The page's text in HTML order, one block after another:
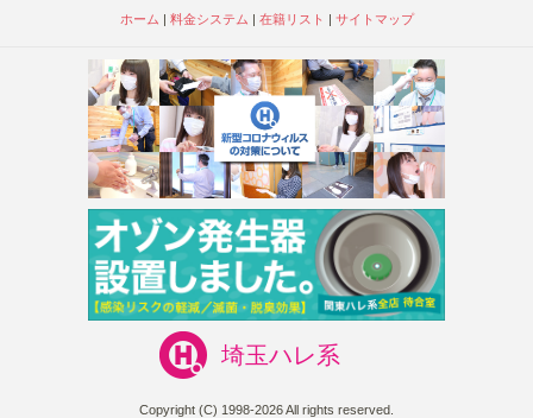
ホーム 料金システム 在籍リスト サイトマップ
埼玉ハレ系
Copyright (C) 1998-2026 All rights reserved.